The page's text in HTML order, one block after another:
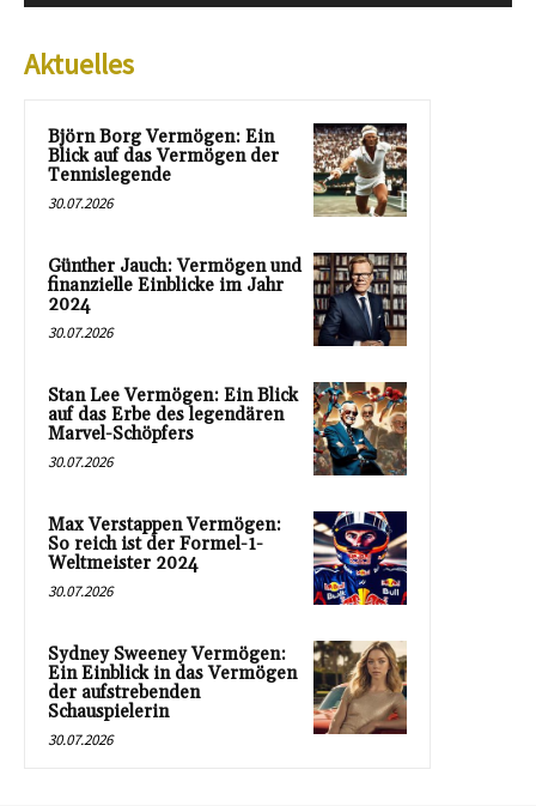
Aktuelles
Björn Borg Vermögen: Ein
Blick auf das Vermögen der
Tennislegende
30.07.2026
Günther Jauch: Vermögen und
finanzielle Einblicke im Jahr
2024
30.07.2026
Stan Lee Vermögen: Ein Blick
auf das Erbe des legendären
Marvel-Schöpfers
30.07.2026
Max Verstappen Vermögen:
So reich ist der Formel-1-
Weltmeister 2024
30.07.2026
Sydney Sweeney Vermögen:
Ein Einblick in das Vermögen
der aufstrebenden
Schauspielerin
30.07.2026